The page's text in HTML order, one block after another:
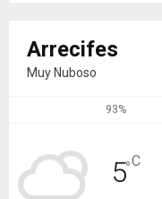
Arrecifes
Muy Nuboso
93%
5°C